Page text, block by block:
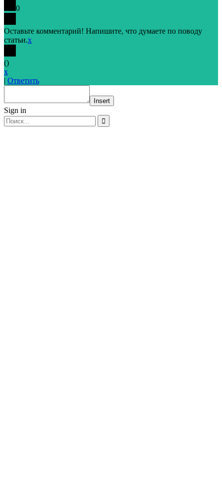
0
Оставьте комментарий! Напишите, что думаете по поводу
статьи.x
()
x
| Ответить
Insert
Sign in